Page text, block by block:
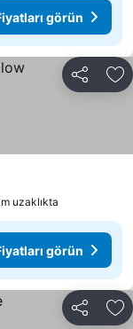
görün
Paylaş
uzaklıkta
görün
Paylaş